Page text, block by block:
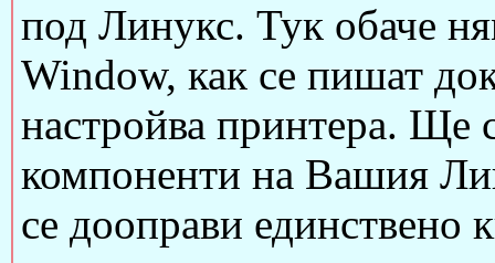
под Линукс. Тук обаче
Window, как се пишат
настройва принтера. Ще
компоненти на Вашия
се дооправи единствено